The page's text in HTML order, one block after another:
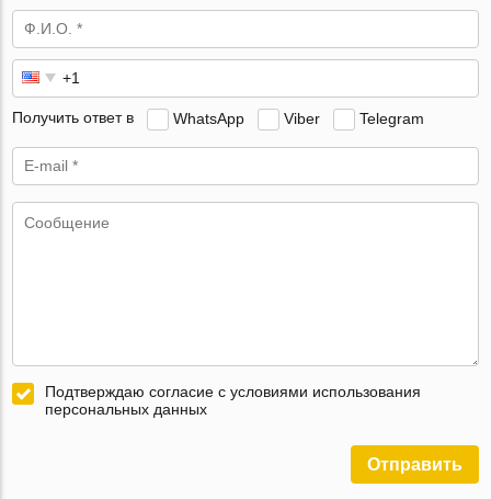
Получить ответ в WhatsApp Viber Telegram
Подтверждаю согласие с условиями использования
персональных данных
Отправить